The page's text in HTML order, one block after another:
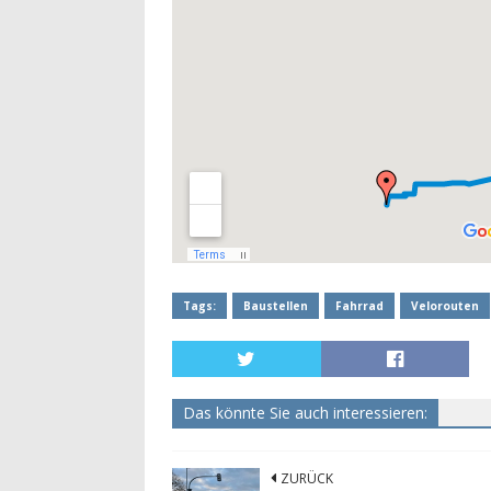
Tags: Baustellen Fahrrad Velorouten
Das könnte Sie auch interessieren:
ZURÜCK